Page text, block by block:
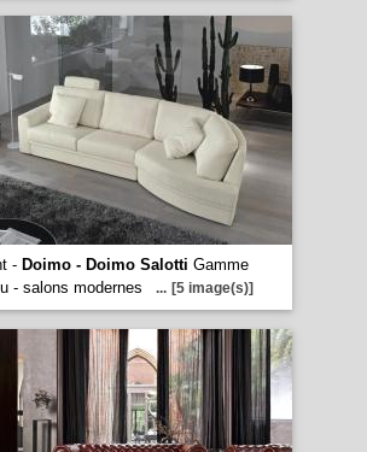
- Doimo - Doimo Salotti Gamme
- salons modernes
... [5 image(s)]